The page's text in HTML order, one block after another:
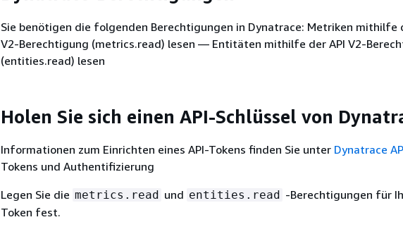
Sie benötigen die folgenden Berechtigungen in Dynatrace: Metriken mithilfe
V2-Berechtigung (metrics.read) lesen — Entitäten mithilfe der API V2-
(entities.read) lesen
Holen Sie sich einen API-Schlüssel von
Informationen zum Einrichten eines API-Tokens finden Sie unter Dynatrace
Tokens und Authentifizierung
Legen Sie die metrics.read und entities.read -Berechtigungen für
Token fest.